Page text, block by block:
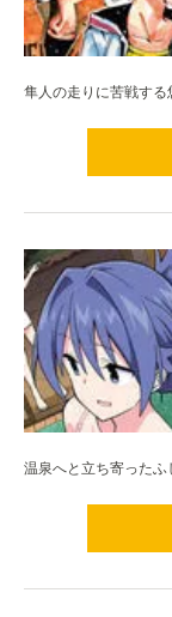
隼人の走りに苦戦す
温泉へと立ち寄った